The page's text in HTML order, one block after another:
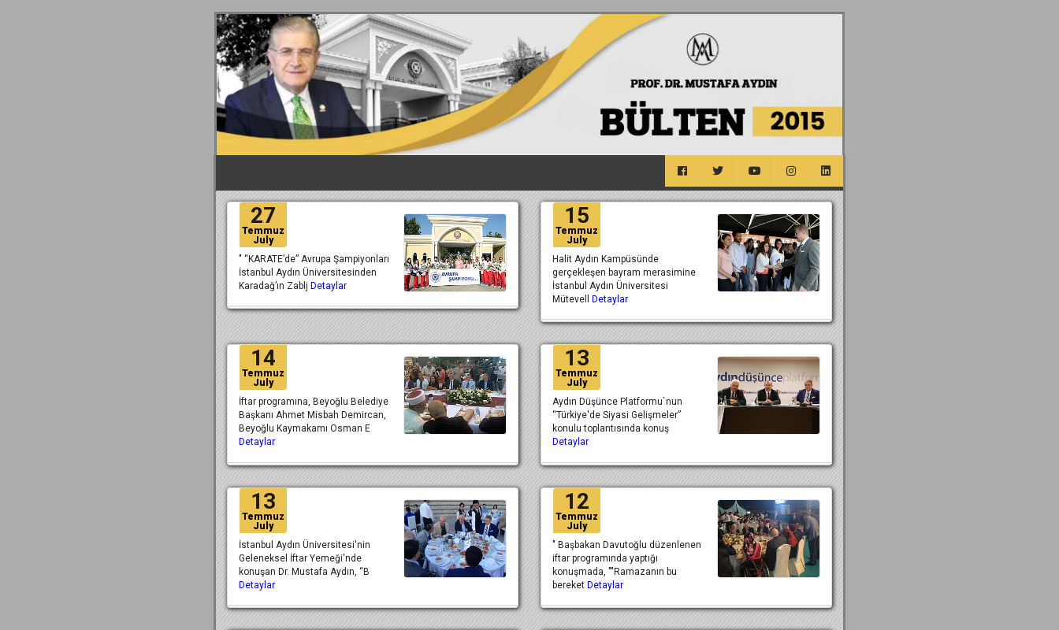
27
Temmuz
July
" “KARATE’de” Avrupa Şampiyonları
İstanbul Aydın Üniversitesinden
Karadağ’ın Zablj Detaylar
15
Temmuz
July
Halit Aydın Kampüsünde
gerçekleşen bayram merasimine
İstanbul Aydın Üniversitesi
Mütevell Detaylar
14
Temmuz
July
İftar programına, Beyoğlu Belediye
Başkanı Ahmet Misbah Demircan,
Beyoğlu Kaymakamı Osman E
Detaylar
13
Temmuz
July
Aydın Düşünce Platformu`nun
“Türkiye'de Siyasi Gelişmeler”
konulu toplantısında konuş
Detaylar
13
Temmuz
July
İstanbul Aydın Üniversitesi'nin
Geleneksel İftar Yemeği'nde
konuşan Dr. Mustafa Aydın, “B
Detaylar
12
Temmuz
July
" Başbakan Davutoğlu düzenlenen
iftar programında yaptığı
konuşmada, ""Ramazanın bu
bereket Detaylar